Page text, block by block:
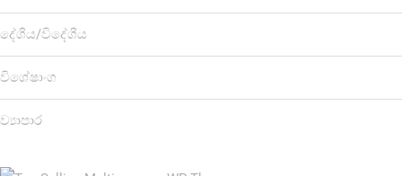
දේශීය/විදේශීය
විශේෂාංග
ව්‍යාපාර